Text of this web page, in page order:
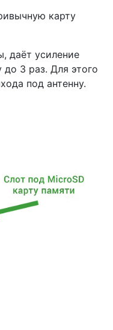
карту
даёт усиление
3 раз. Для этого
под антенну.